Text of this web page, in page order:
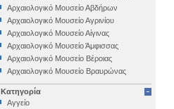
Αρχαιολογικό Μουσείο Αβδήρων
Αρχαιολογικό Μουσείο Αγρινίου
Αρχαιολογικό Μουσείο Αίγινας
Αρχαιολογικό Μουσείο Άμφισσας
Αρχαιολογικό Μουσείο Βέροιας
Αρχαιολογικό Μουσείο Βραυρώνας
Αρχαιολογικό Μουσείο Δελφών
Αρχαιολογικό Μουσείο Ηγουμενίτσας
Κατηγορία
Αγγείο